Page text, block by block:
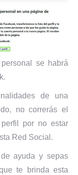
se habrá
de una
no correrás el
por no estar
Red Social.
ayuda y sepas
te brinda esta